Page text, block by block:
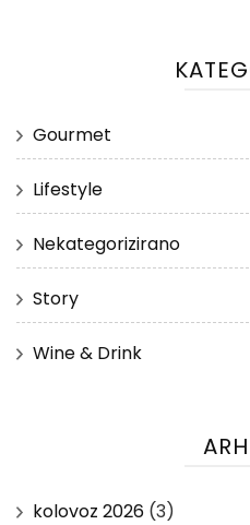
Gourmet
Lifestyle
Nekategorizirano
Story
Wine & Drink
kolovoz 2026 (3)